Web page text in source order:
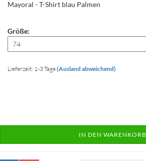
Mayoral - T-Shirt blau Palmen
Größe:
Lieferzeit: 1-3 Tage(Ausland abweichend)
IN DEN WARENKORB